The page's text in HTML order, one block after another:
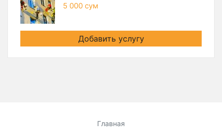
5 000 сум
Добавить услугу
Главная